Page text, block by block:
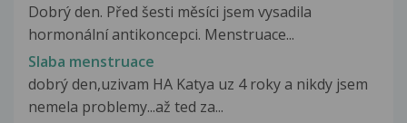
Dobrý den. Před šesti měsíci jsem vysadila
hormonální antikoncepci. Menstruace...
Slaba menstruace
dobrý den,uzivam HA Katya uz 4 roky a nikdy jsem
nemela problemy...až ted za...